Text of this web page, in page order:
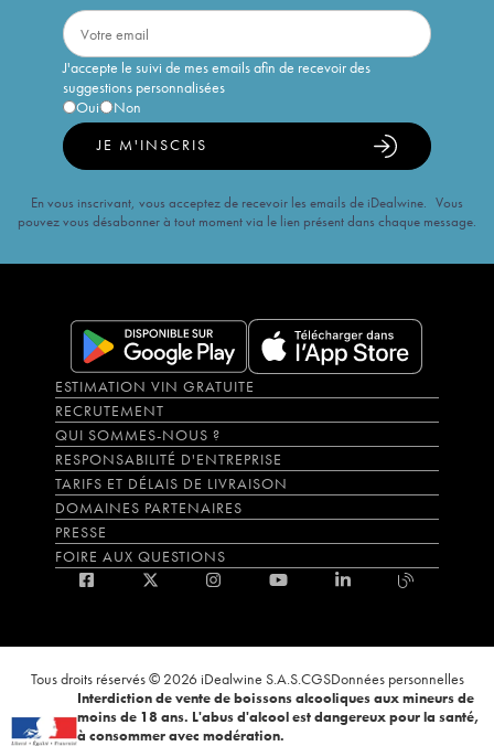
J'accepte le suivi de mes emails afin de recevoir des
suggestions personnalisées
Oui
Non
JE M'INSCRIS
En vous inscrivant, vous acceptez de recevoir les emails de iDealwine. Vous
pouvez vous désabonner à tout moment via le lien présent dans chaque message.
ESTIMATION VIN GRATUITE
RECRUTEMENT
QUI SOMMES-NOUS ?
RESPONSABILITÉ D'ENTREPRISE
TARIFS ET DÉLAIS DE LIVRAISON
DOMAINES PARTENAIRES
PRESSE
FOIRE AUX QUESTIONS
Tous droits réservés © 2026 iDealwine S.A.S.CGSDonnées personnelles
Interdiction de vente de boissons alcooliques aux mineurs de
moins de 18 ans. L'abus d'alcool est dangereux pour la santé,
à consommer avec modération.